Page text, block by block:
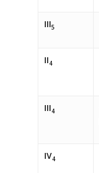
III5
II4
III4
IV4